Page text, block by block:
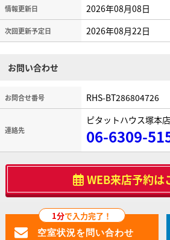
情報更新日 2026年08月08日
次回更新予定日 2026年08月22日
お問い合わせ
お問合せ番号 RHS-BT286804726
連絡先
ピタットハウス塚本店
06-6309-
WEB来店予約は
1分で入力完了！